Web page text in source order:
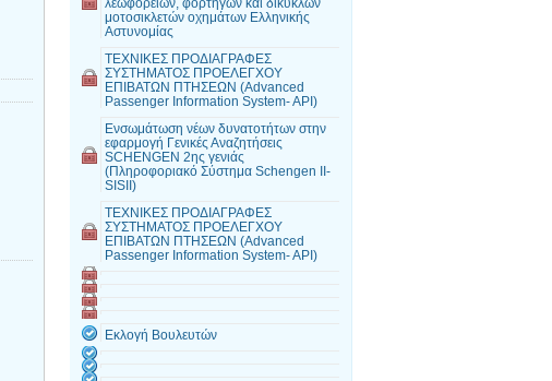
μοτοσικλετών οχημάτων Ελληνικής
Αστυνομίας
ΤΕΧΝΙΚΕΣ ΠΡΟΔΙΑΓΡΑΦΕΣ
ΣΥΣΤΗΜΑΤΟΣ ΠΡΟΕΛΕΓΧΟΥ
ΕΠΙΒΑΤΩΝ ΠΤΗΣΕΩΝ (Advanced
Passenger Information System- API)
Ενσωμάτωση νέων δυνατοτήτων στην
εφαρμογή Γενικές Αναζητήσεις
SCHENGEN 2ης γενιάς
(Πληροφοριακό Σύστημα Schengen II-
SISII)
ΤΕΧΝΙΚΕΣ ΠΡΟΔΙΑΓΡΑΦΕΣ
ΣΥΣΤΗΜΑΤΟΣ ΠΡΟΕΛΕΓΧΟΥ
ΕΠΙΒΑΤΩΝ ΠΤΗΣΕΩΝ (Advanced
Passenger Information System- API)
Εκλογή Βουλευτών